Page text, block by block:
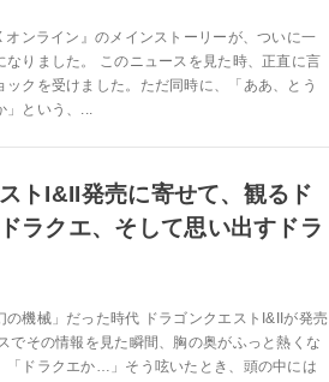
オンライン』のメインストーリーが、ついに一
なりました。 このニュースを見た時、正直に言
ックを受けました。ただ同時に、「ああ、とう
という、...
トI&II発売に寄せて、観るド
ラクエ、そして思い出すドラ
の機械」だった時代 ドラゴンクエストI&IIが発売
でその情報を見た瞬間、胸の奥がふっと熱くな
「ドラクエか…」そう呟いたとき、頭の中には